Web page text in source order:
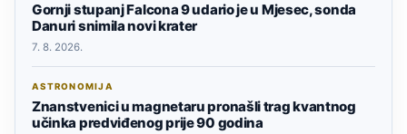
Gornji stupanj Falcona 9 udario je u Mjesec, sonda
Danuri snimila novi krater
7. 8. 2026.
ASTRONOMIJA
Znanstvenici u magnetaru pronašli trag kvantnog
učinka predviđenog prije 90 godina